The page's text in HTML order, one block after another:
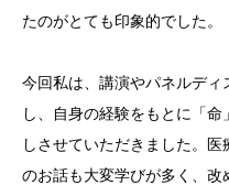
たのがとても印象的でした。
今回私は、講演やパネルデ
し、自身の経験をもとに「
しさせていただきました。
のお話も大変学びが多く、